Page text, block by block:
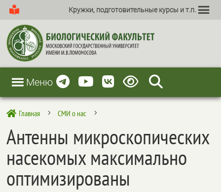
Кружки, подготовительные курсы и т.п.
Меню
 Главная 5 СМИ о нас 5
Антенны микроскопических
насекомых максимально
оптимизированы